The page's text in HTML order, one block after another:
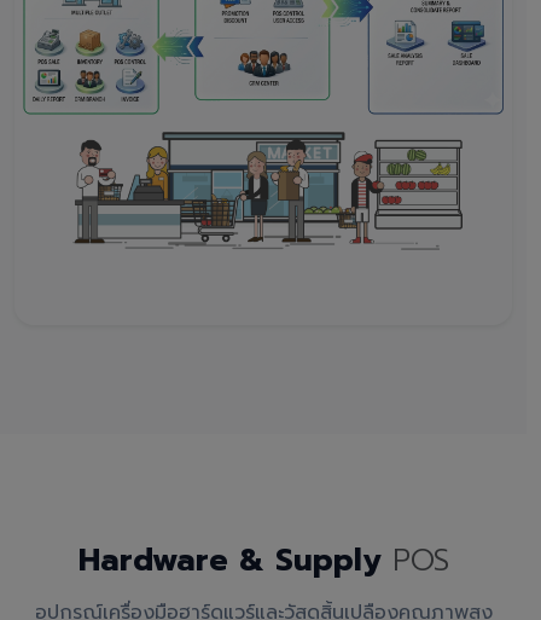
Hardware & Supply POS
อุปกรณ์เครื่องมือฮาร์ดแวร์และวัสดุสิ้นเปลืองคุณภาพสูง